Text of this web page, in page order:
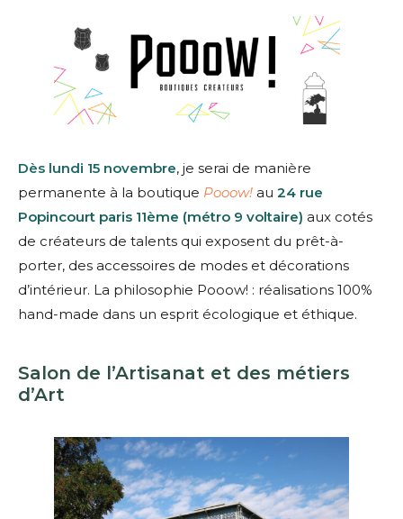
Dès lundi 15 novembre, je serai de manière
permanente à la boutique Pooow! au 24 rue
Popincourt paris 11ème (métro 9 voltaire) aux cotés
de créateurs de talents qui exposent du prêt-à-
porter, des accessoires de modes et décorations
d’intérieur. La philosophie Pooow! : réalisations 100%
hand-made dans un esprit écologique et éthique.
Salon de l’Artisanat et des métiers
d’Art